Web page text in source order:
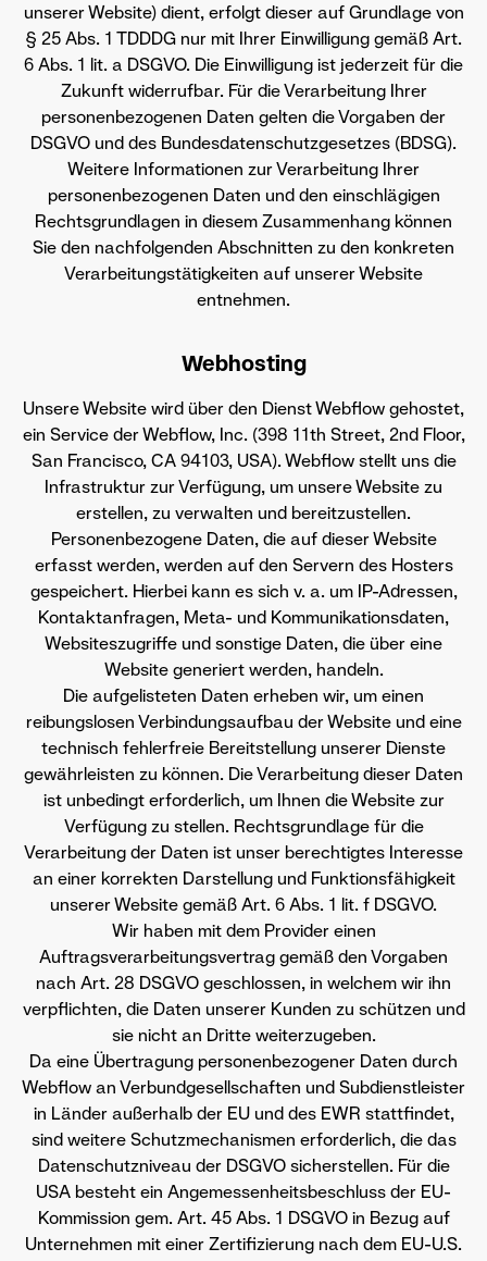
unserer Website) dient, erfolgt dieser auf Grundlage von
§ 25 Abs. 1 TDDDG nur mit Ihrer Einwilligung gemäß Art.
6 Abs. 1 lit. a DSGVO. Die Einwilligung ist jederzeit für die
Zukunft widerrufbar. Für die Verarbeitung Ihrer
personenbezogenen Daten gelten die Vorgaben der
DSGVO und des Bundesdatenschutzgesetzes (BDSG).
Weitere Informationen zur Verarbeitung Ihrer
personenbezogenen Daten und den einschlägigen
Rechtsgrundlagen in diesem Zusammenhang können
Sie den nachfolgenden Abschnitten zu den konkreten
Verarbeitungstätigkeiten auf unserer Website
entnehmen.
Webhosting
Unsere Website wird über den Dienst Webflow gehostet,
ein Service der Webflow, Inc. (398 11th Street, 2nd Floor,
San Francisco, CA 94103, USA). Webflow stellt uns die
Infrastruktur zur Verfügung, um unsere Website zu
erstellen, zu verwalten und bereitzustellen.
Personenbezogene Daten, die auf dieser Website
erfasst werden, werden auf den Servern des Hosters
gespeichert. Hierbei kann es sich v. a. um IP-Adressen,
Kontaktanfragen, Meta- und Kommunikationsdaten,
Websiteszugriffe und sonstige Daten, die über eine
Website generiert werden, handeln.
Die aufgelisteten Daten erheben wir, um einen
reibungslosen Verbindungsaufbau der Website und eine
technisch fehlerfreie Bereitstellung unserer Dienste
gewährleisten zu können. Die Verarbeitung dieser Daten
ist unbedingt erforderlich, um Ihnen die Website zur
Verfügung zu stellen. Rechtsgrundlage für die
Verarbeitung der Daten ist unser berechtigtes Interesse
an einer korrekten Darstellung und Funktionsfähigkeit
unserer Website gemäß Art. 6 Abs. 1 lit. f DSGVO.
Wir haben mit dem Provider einen
Auftragsverarbeitungsvertrag gemäß den Vorgaben
nach Art. 28 DSGVO geschlossen, in welchem wir ihn
verpflichten, die Daten unserer Kunden zu schützen und
sie nicht an Dritte weiterzugeben.
Da eine Übertragung personenbezogener Daten durch
Webflow an Verbundgesellschaften und Subdienstleister
in Länder außerhalb der EU und des EWR stattfindet,
sind weitere Schutzmechanismen erforderlich, die das
Datenschutzniveau der DSGVO sicherstellen. Für die
USA besteht ein Angemessenheitsbeschluss der EU-
Kommission gem. Art. 45 Abs. 1 DSGVO in Bezug auf
Unternehmen mit einer Zertifizierung nach dem EU-U.S.